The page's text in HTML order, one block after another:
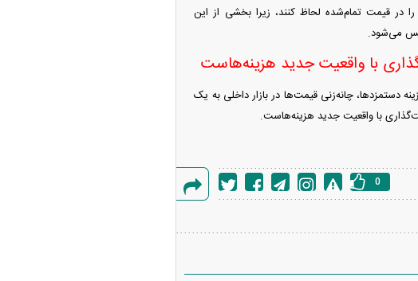
در قیمت تمام‌شده لحاظ کنند، زیرا بخشی از این
می‌شود.
با واقعیت جدید هزینه‌هاست
دستمزدها، چانه‌زنی قیمت‌ها در بازار داخلی به یک
با واقعیت جدید هزینه‌هاست.
گزارش
0